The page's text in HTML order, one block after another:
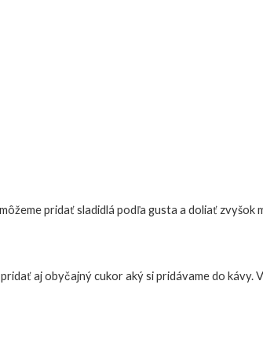
pridať sladidlá podľa gusta a doliať zvyšok
aj obyčajný cukor aký si pridávame do kávy.